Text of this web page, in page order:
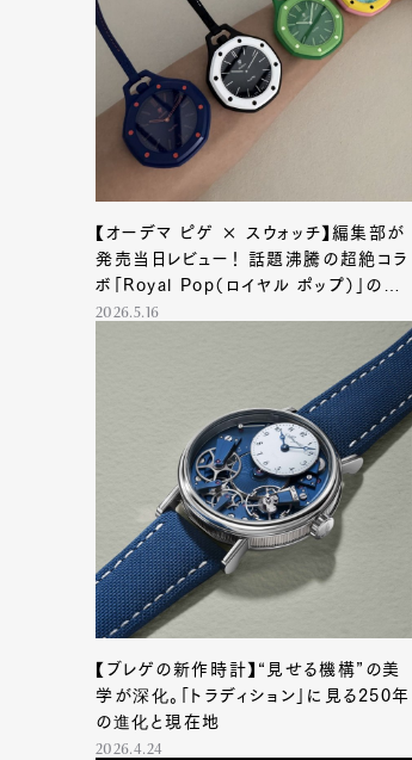
【オーデマ ピゲ × スウォッチ】編集部が
発売当日レビュー！ 話題沸騰の超絶コラ
ボ「Royal Pop（ロイヤル ポップ）」の魅
力とは
2026.5.16
【ブレゲの新作時計】“見せる機構”の美
学が深化。「トラディション」に見る250年
の進化と現在地
2026.4.24